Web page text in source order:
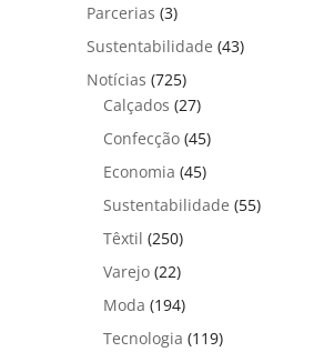
Parcerias (3)
Sustentabilidade (43)
Notícias (725)
Calçados (27)
Confecção (45)
Economia (45)
Sustentabilidade (55)
Têxtil (250)
Varejo (22)
Moda (194)
Tecnologia (119)